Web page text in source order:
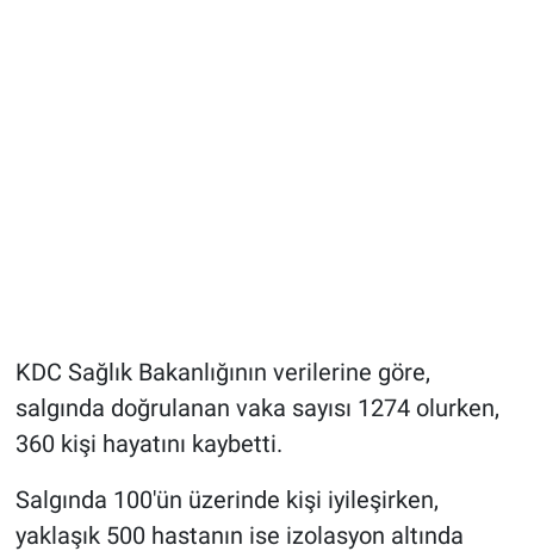
KDC Sağlık Bakanlığının verilerine göre,
salgında doğrulanan vaka sayısı 1274 olurken,
360 kişi hayatını kaybetti.
Salgında 100'ün üzerinde kişi iyileşirken,
yaklaşık 500 hastanın ise izolasyon altında